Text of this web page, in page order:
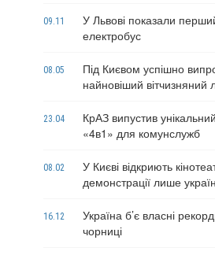
09.11
У Львові показали
електробус
08.05
Під Києвом успішно
найновіший вітчизняний
23.04
КрАЗ випустив
«4в1» для комунслужб
08.02
У Києві відкриють
демонстрації лише
16.12
Україна б’є власні
чорниці